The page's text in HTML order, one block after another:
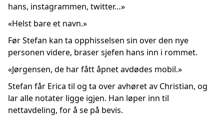
hans, instagrammen, twitter…»
«Helst bare et navn.»
Før Stefan kan ta opphisselsen sin over den nye
personen videre, braser sjefen hans inn i rommet.
«Jørgensen, de har fått åpnet avdødes mobil.»
Stefan får Erica til og ta over avhøret av Christian, og
lar alle notater ligge igjen. Han løper inn til
nettavdeling, for å se på bevis.